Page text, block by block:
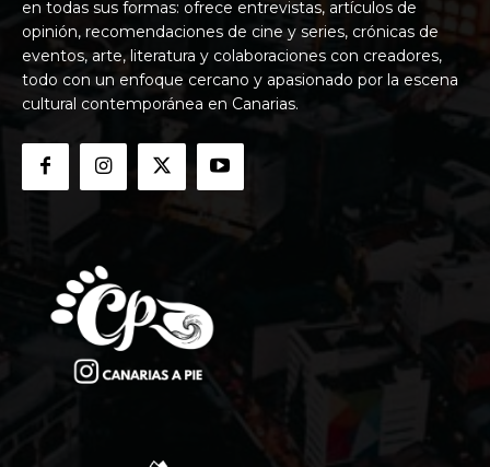
en todas sus formas: ofrece entrevistas, artículos de
opinión, recomendaciones de cine y series, crónicas de
eventos, arte, literatura y colaboraciones con creadores,
todo con un enfoque cercano y apasionado por la escena
cultural contemporánea en Canarias.